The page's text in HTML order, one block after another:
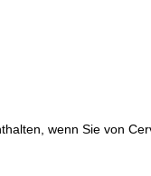
Ihnen beim Start dieser
Le Petit Mont Blanc
wenn Sie von